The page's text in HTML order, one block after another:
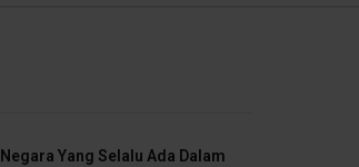
Negara Yang Selalu Ada Dalam